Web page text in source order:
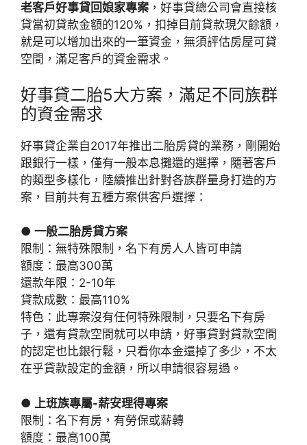
老客戶好事貸回娘家專案 ，好事貸總公司會直接核
貸當初貸款金額的120%，扣掉目前貸款現欠餘額，
就是可以增加出來的一筆資金，無須評估房屋可貸
空間，滿足客戶的資金需求。
好事貸二胎5大方案，滿足不同族群
的資金需求
好事貸企業自2017年推出二胎房貸的業務，剛開始
跟銀行一樣，僅有一般本息攤還的選擇，隨著客戶
的類型多樣化，陸續推出針對各族群量身打造的方
案，目前共有五種方案供客戶選擇：
● 一般二胎房貸方案
限制：無特殊限制，名下有房人人皆可申請
額度：最高300萬
還款年限：2-10年
貸款成數：最高110%
特色：此專案沒有任何特殊限制，只要名下有房
子，還有貸款空間就可以申請，好事貸對貸款空間
的認定也比銀行鬆，只看你本金還掉了多少，不太
在乎貸款設定的金額，所以申請很容易過。
● 上班族專屬-薪安理得專案
限制：名下有房，有勞保或薪轉
額度：最高100萬